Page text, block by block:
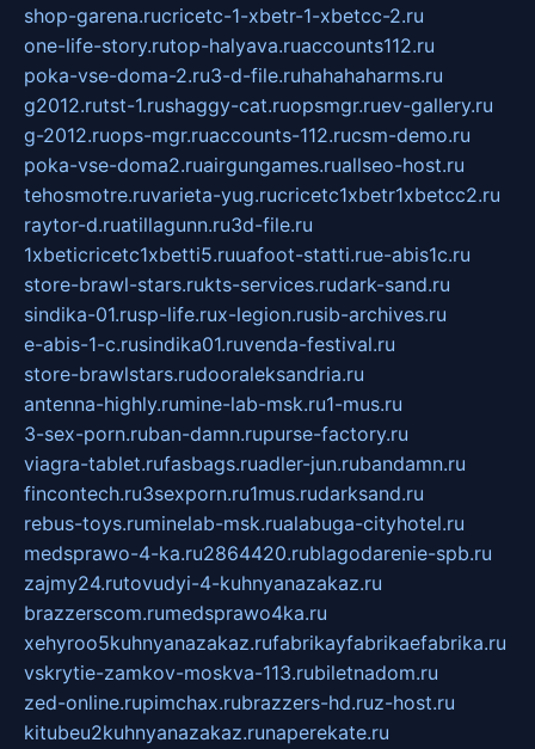
shop-garena.rucricetc-1-xbetr-1-xbetcc-2.ru
one-life-story.rutop-halyava.ruaccounts112.ru
poka-vse-doma-2.ru3-d-file.ruhahahaharms.ru
g2012.rutst-1.rushaggy-cat.ruopsmgr.ruev-gallery.ru
g-2012.ruops-mgr.ruaccounts-112.rucsm-demo.ru
poka-vse-doma2.ruairgungames.ruallseo-host.ru
tehosmotre.ruvarieta-yug.rucricetc1xbetr1xbetcc2.ru
raytor-d.ruatillagunn.ru3d-file.ru
1xbeticricetc1xbetti5.ruuafoot-statti.rue-abis1c.ru
store-brawl-stars.rukts-services.rudark-sand.ru
sindika-01.rusp-life.rux-legion.rusib-archives.ru
e-abis-1-c.rusindika01.ruvenda-festival.ru
store-brawlstars.rudooraleksandria.ru
antenna-highly.rumine-lab-msk.ru1-mus.ru
3-sex-porn.ruban-damn.rupurse-factory.ru
viagra-tablet.rufasbags.ruadler-jun.rubandamn.ru
fincontech.ru3sexporn.ru1mus.rudarksand.ru
rebus-toys.ruminelab-msk.rualabuga-cityhotel.ru
medsprawo-4-ka.ru2864420.rublagodarenie-spb.ru
zajmy24.rutovudyi-4-kuhnyanazakaz.ru
brazzerscom.rumedsprawo4ka.ru
xehyroo5kuhnyanazakaz.rufabrikayfabrikaefabrika.ru
vskrytie-zamkov-moskva-113.rubiletnadom.ru
zed-online.rupimchax.rubrazzers-hd.ruz-host.ru
kitubeu2kuhnyanazakaz.runaperekate.ru